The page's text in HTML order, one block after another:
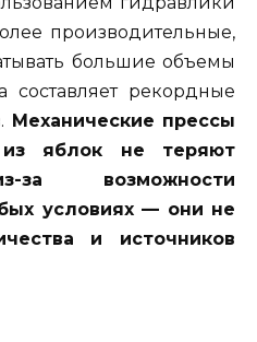
производительные,
большие объемы
составляет рекордные
Механические прессы
яблок не теряют
за возможности
условиях — они не
и источников